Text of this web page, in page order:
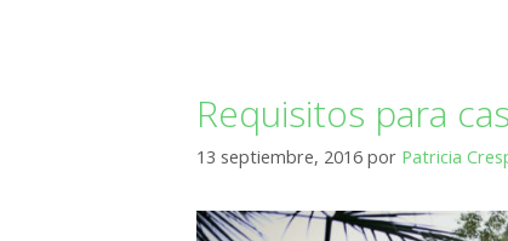
Requisitos para
13 septiembre, 2016 por Patricia